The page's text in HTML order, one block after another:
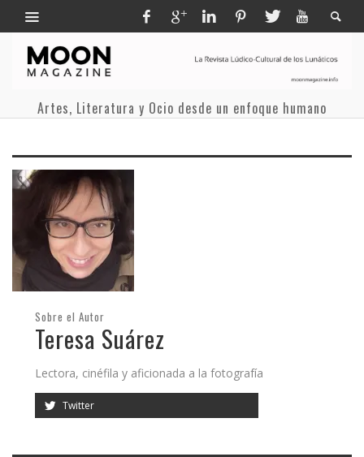
Artes, Literatura y Ocio desde un enfoque humano
Sobre el Autor
Teresa Suárez
Lectora, cinéfila y aficionada a la fotografía
Twitter